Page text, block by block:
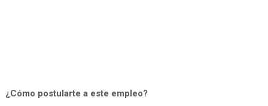
¿Cómo postularte a este empleo?